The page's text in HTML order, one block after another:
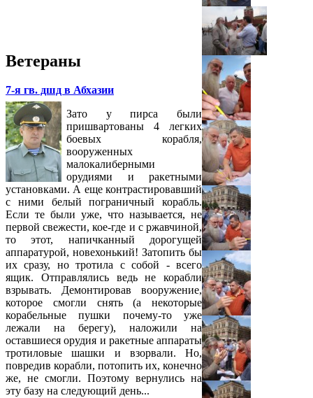
Ветераны
7-я гв. дшд в Абхазии
Зато у пирса были
пришвартованы 4 легких
боевых корабля,
вооруженных
малокалиберными
орудиями и ракетными
установками. А еще контрастировавший
с ними белый пограничный корабль.
Если те были уже, что называется, не
первой свежести, кое-где и с ржавчиной,
то этот, напичканный дорогущей
аппаратурой, новехонький! Затопить бы
их сразу, но тротила с собой - всего
ящик. Отправлялись ведь не корабли
взрывать. Демонтировав вооружение,
которое смогли снять (а некоторые
корабельные пушки почему-то уже
лежали на берегу), наложили на
оставшиеся орудия и ракетные аппараты
тротиловые шашки и взорвали. Но,
повредив корабли, потопить их, конечно
же, не смогли. Поэтому вернулись на
эту базу на следующий день...